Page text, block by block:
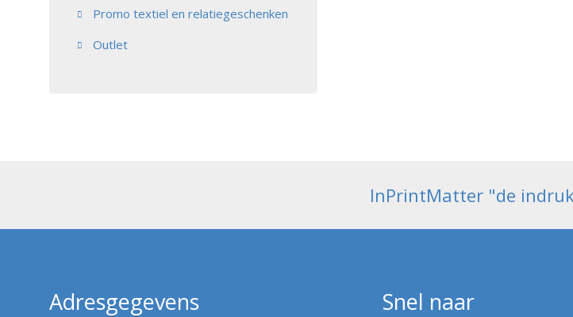
Promo textiel en relatiegeschenken
Outlet
InPrintMatter "de
Adresgegevens Snel naar